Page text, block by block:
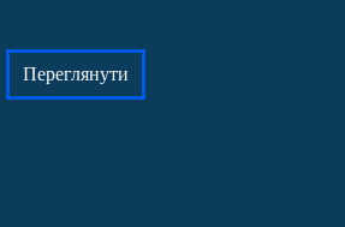
Переглянути